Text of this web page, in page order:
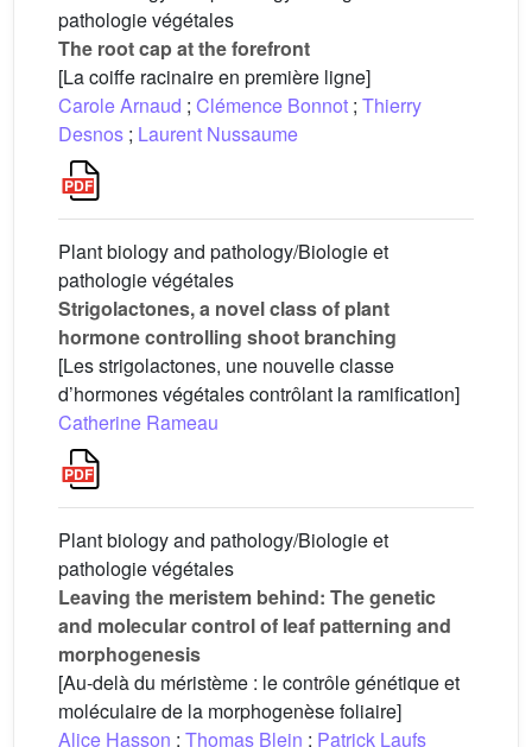
pathologie végétales
The root cap at the forefront
[La coiffe racinaire en première ligne]
Carole Arnaud ; Clémence Bonnot ; Thierry
Desnos ; Laurent Nussaume
Plant biology and pathology/Biologie et
pathologie végétales
Strigolactones, a novel class of plant
hormone controlling shoot branching
[Les strigolactones, une nouvelle classe
d’hormones végétales contrôlant la ramification]
Catherine Rameau
Plant biology and pathology/Biologie et
pathologie végétales
Leaving the meristem behind: The genetic
and molecular control of leaf patterning and
morphogenesis
[Au-delà du méristème : le contrôle génétique et
moléculaire de la morphogenèse foliaire]
Alice Hasson ; Thomas Blein ; Patrick Laufs